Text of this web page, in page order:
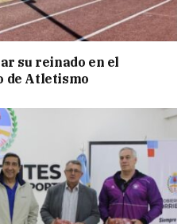
su reinado en el
de Atletismo